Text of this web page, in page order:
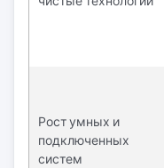
Рост умных и
подключенных
систем